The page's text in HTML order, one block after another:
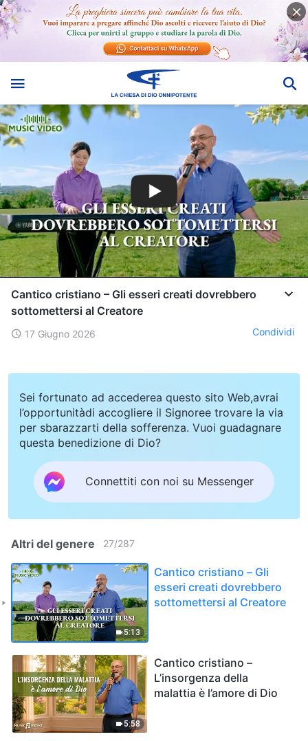
Cantico cristiano – Gli esseri creati dovrebbero
sottomettersi al Creatore
17 Giugno 2026 Condividi
Sei fortunato ad accederea questo sito Web,avrai
l’opportunitàdi accogliere il Signoree trovare la via
per sbarazzarti della sofferenza. Vuoi guadagnare
questa benedizione di Dio?
Connettiti con noi su Messenger
Altri del genere 27/287
5:13
Cantico cristiano – Gli
esseri creati dovrebbero
sottomettersi al Creatore
5:58
Cantico cristiano –
L’insorgenza della
malattia è l’amore di Dio